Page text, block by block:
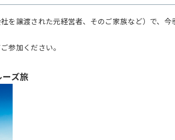
を譲渡された元経営者、そのご家族など）で、
参加ください。
ズ旅